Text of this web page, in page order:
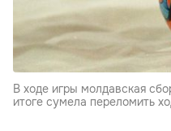
В ходе игры молдавская
итоге сумела переломить